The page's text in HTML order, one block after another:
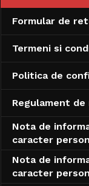
Formular de
Termeni si
Politica de
Regulament
Nota de
caracter
Nota de
caracter